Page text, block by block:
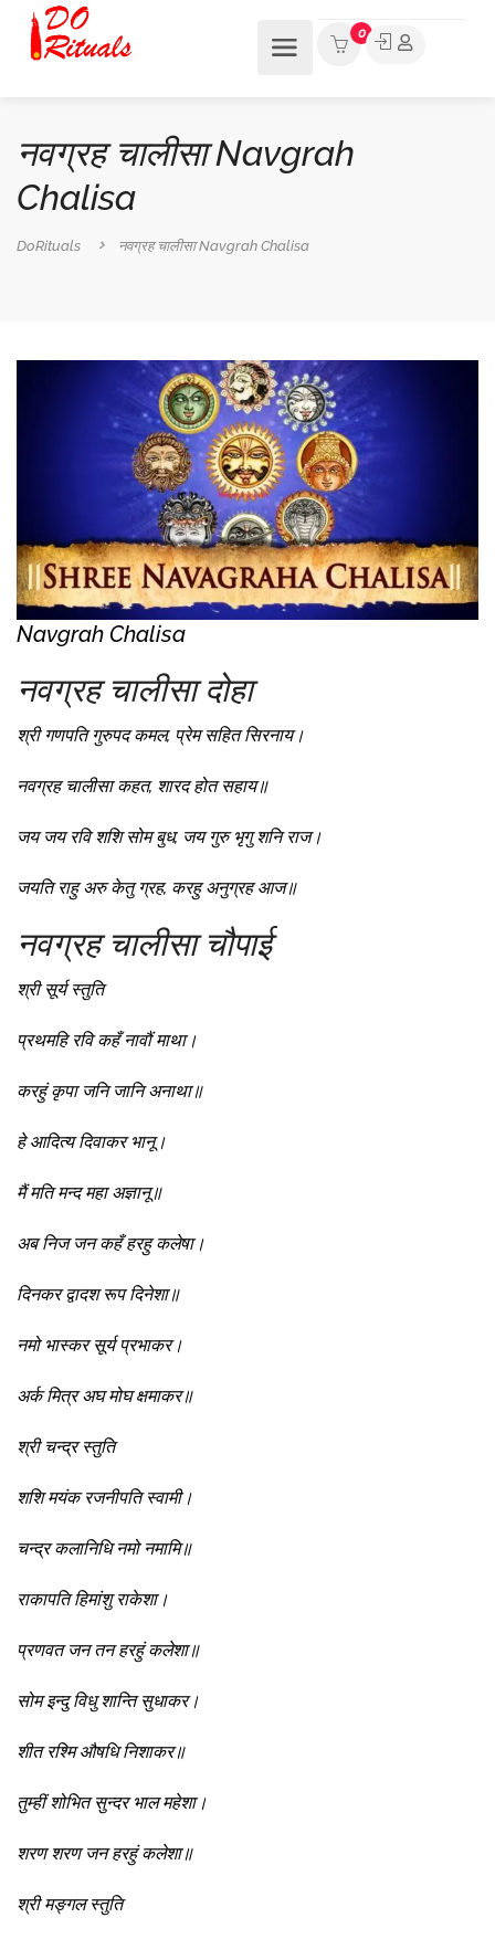
0
नवग्रह चालीसा Navgrah
Chalisa
DoRituals नवग्रह चालीसा Navgrah Chalisa
Navgrah Chalisa
नवग्रह चालीसा दोहा
श्री गणपति गुरुपद कमल, प्रेम सहित सिरनाय।
नवग्रह चालीसा कहत, शारद होत सहाय॥
जय जय रवि शशि सोम बुध, जय गुरु भृगु शनि राज।
जयति राहु अरु केतु ग्रह, करहु अनुग्रह आज॥
नवग्रह चालीसा चौपाई
श्री सूर्य स्तुति
प्रथमहि रवि कहँ नावौं माथा।
करहुं कृपा जनि जानि अनाथा॥
हे आदित्य दिवाकर भानू।
मैं मति मन्द महा अज्ञानू॥
अब निज जन कहँ हरहु कलेषा।
दिनकर द्वादश रूप दिनेशा॥
नमो भास्कर सूर्य प्रभाकर।
अर्क मित्र अघ मोघ क्षमाकर॥
श्री चन्द्र स्तुति
शशि मयंक रजनीपति स्वामी।
चन्द्र कलानिधि नमो नमामि॥
राकापति हिमांशु राकेशा।
प्रणवत जन तन हरहुं कलेशा॥
सोम इन्दु विधु शान्ति सुधाकर।
शीत रश्मि औषधि निशाकर॥
तुम्हीं शोभित सुन्दर भाल महेशा।
शरण शरण जन हरहुं कलेशा॥
श्री मङ्गल स्तुति